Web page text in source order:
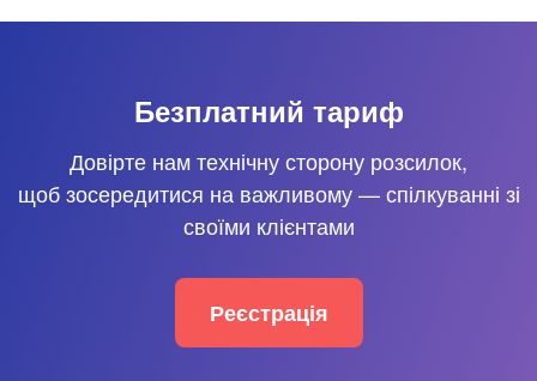
Безплатний тариф
Довірте нам технічну сторону розсилок,
щоб зосередитися на важливому — спілкуванні зі
своїми клієнтами
Реєстрація